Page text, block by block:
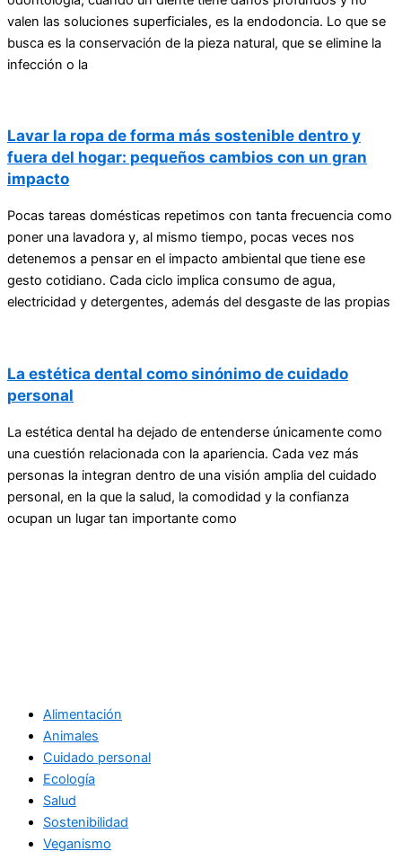
valen las soluciones superficiales, es la endodoncia. Lo que se
busca es la conservación de la pieza natural, que se elimine la
infección o la
Lavar la ropa de forma más sostenible dentro y
fuera del hogar: pequeños cambios con un gran
impacto
Pocas tareas domésticas repetimos con tanta frecuencia como
poner una lavadora y, al mismo tiempo, pocas veces nos
detenemos a pensar en el impacto ambiental que tiene ese
gesto cotidiano. Cada ciclo implica consumo de agua,
electricidad y detergentes, además del desgaste de las propias
La estética dental como sinónimo de cuidado
personal
La estética dental ha dejado de entenderse únicamente como
una cuestión relacionada con la apariencia. Cada vez más
personas la integran dentro de una visión amplia del cuidado
personal, en la que la salud, la comodidad y la confianza
ocupan un lugar tan importante como
Alimentación
Animales
Cuidado personal
Ecología
Salud
Sostenibilidad
Veganismo